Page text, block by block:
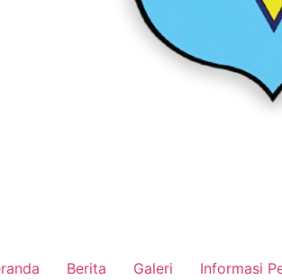
Berita Galeri Informasi